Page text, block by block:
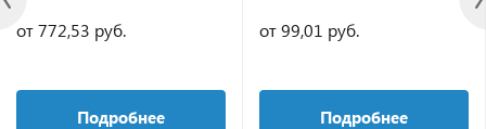
от 772,53 руб.
Подробнее
от 99,01 руб.
Подробнее